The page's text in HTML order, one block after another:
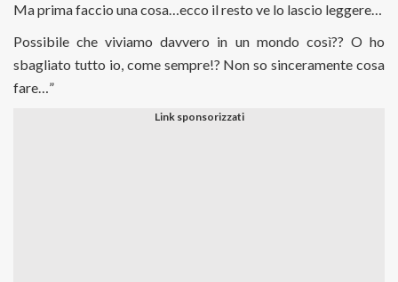
Ma prima faccio una cosa…ecco il resto ve lo lascio leggere…
Possibile che viviamo davvero in un mondo così?? O ho
sbagliato tutto io, come sempre!? Non so sinceramente cosa
fare…”